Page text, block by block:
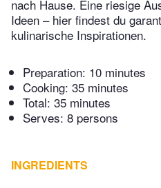
nach Hause. Eine riesige
Ideen – hier findest du
kulinarische Inspirationen.
Preparation: 10 minutes
Cooking: 35 minutes
Total: 35 minutes
Serves: 8 persons
INGREDIENTS